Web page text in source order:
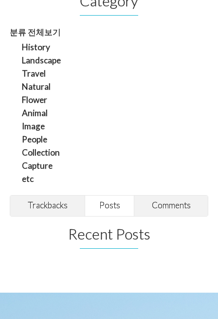
분류 전체보기
History
Landscape
Travel
Natural
Flower
Animal
Image
People
Collection
Capture
etc
Trackbacks Posts Comments
Recent Posts